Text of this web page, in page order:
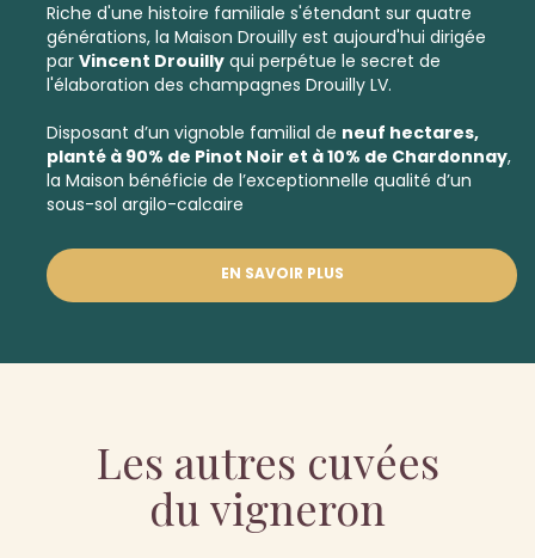
Riche d'une histoire familiale s'étendant sur quatre
générations, la Maison Drouilly est aujourd'hui dirigée
par Vincent Drouilly qui perpétue le secret de
l'élaboration des champagnes Drouilly LV.
Disposant d’un vignoble familial de neuf hectares,
planté à 90% de Pinot Noir et à 10% de Chardonnay,
la Maison bénéficie de l’exceptionnelle qualité d’un
sous-sol argilo-calcaire
EN SAVOIR PLUS
Les autres cuvées
du vigneron